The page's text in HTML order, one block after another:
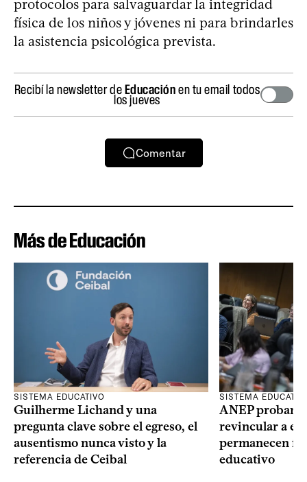
protocolos para salvaguardar la integridad
física de los niños y jóvenes ni para brindarles
la asistencia psicológica prevista.
Recibí la newsletter deEducaciónen tu email todos
los jueves
Comentar
Más de Educación
SISTEMA EDUCATIVO
Guilherme Lichand y una
pregunta clave sobre el egreso, el
ausentismo nunca visto y la
referencia de Ceibal
SISTEMA
ANEP probará
revincular a
permanecen
educativo